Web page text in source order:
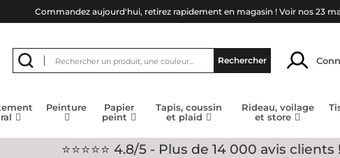
Commandez aujourd'hui, retirez rapidement en magasin ! Voir nos 23
Rechercher
Peinture
Papier
peint
Tapis, coussin
et plaid
Rideau, voilage
et store
⭐⭐⭐⭐⭐ 4.8/5 - Plus de 14 000 avis clients !